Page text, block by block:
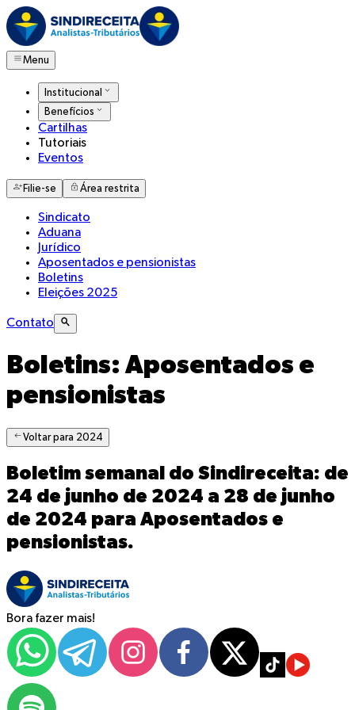
Menu
Institucional
Benefícios
Cartilhas
Tutoriais
Eventos
Filie-se Área restrita
Sindicato
Aduana
Jurídico
Aposentados e pensionistas
Boletins
Eleições 2025
Contato
Boletins: Aposentados e
pensionistas
Voltar para 2024
Boletim semanal do Sindireceita: de
24 de junho de 2024 a 28 de junho
de 2024 para Aposentados e
pensionistas.
Bora fazer mais!